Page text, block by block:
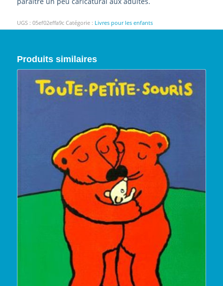
UGS : 05ef02effa9c Catégorie : Livres pour les enfants
Produits similaires